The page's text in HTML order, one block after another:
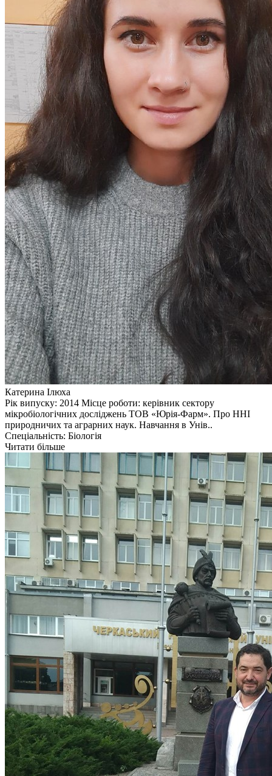
Катерина Ілюха
Рік випуску: 2014 Місце роботи: керівник сектору
мікробіологічних досліджень ТОВ «Юрія-Фарм». Про ННІ
природничих та аграрних наук. Навчання в Унів..
Спеціальність: Біологія
Читати більше